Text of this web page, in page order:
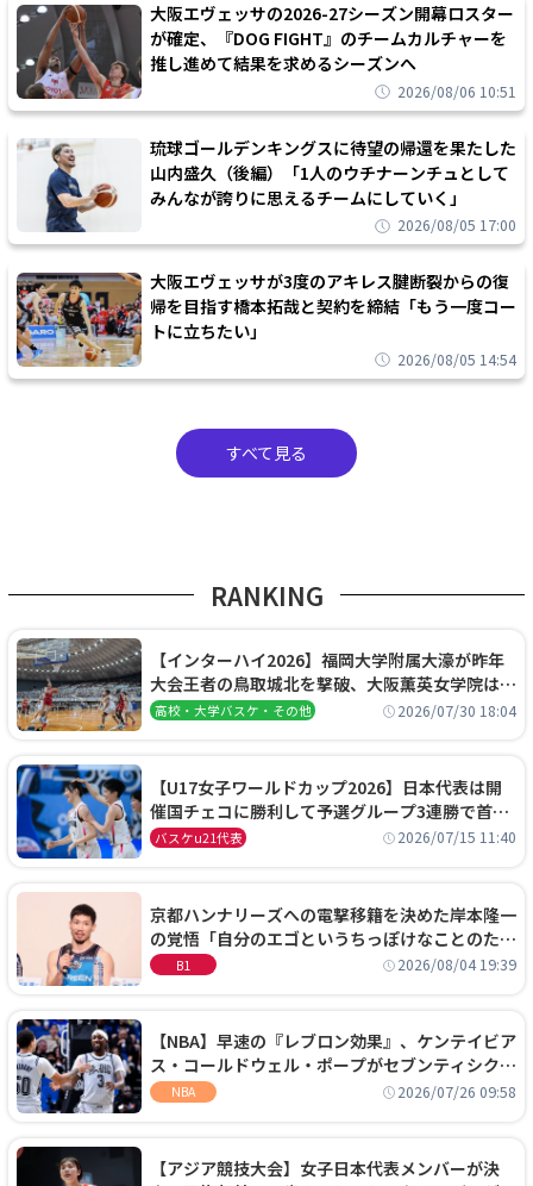
大阪エヴェッサの2026-27シーズン開幕ロスター
が確定、『DOG FIGHT』のチームカルチャーを
推し進めて結果を求めるシーズンへ
2026/08/06 10:51
琉球ゴールデンキングスに待望の帰還を果たした
山内盛久（後編）「1人のウチナーンチュとして
みんなが誇りに思えるチームにしていく」
2026/08/05 17:00
大阪エヴェッサが3度のアキレス腱断裂からの復
帰を目指す橋本拓哉と契約を締結「もう一度コー
トに立ちたい」
2026/08/05 14:54
すべて見る
RANKING
【インターハイ2026】福岡大学附属大濠が昨年
大会王者の鳥取城北を撃破、大阪薫英女学院は岐
阜女子に完勝、大会3日目試合結果
高校・大学バスケ・その他 2026/07/30 18:04
【U17女子ワールドカップ2026】日本代表は開
催国チェコに勝利して予選グループ3連勝で首位
通過！準々決勝の相手はエジプトに決定
バスケu21代表 2026/07/15 11:40
京都ハンナリーズへの電撃移籍を決めた岸本隆一
の覚悟「自分のエゴというちっぽけなことのため
に、京都に来たわけではない」
B1 2026/08/04 19:39
【NBA】早速の『レブロン効果』、ケンテイビア
ス・コールドウェル・ポープがセブンティシクサ
ーズに1年契約で加入
NBA 2026/07/26 09:58
【アジア競技大会】女子日本代表メンバーが決